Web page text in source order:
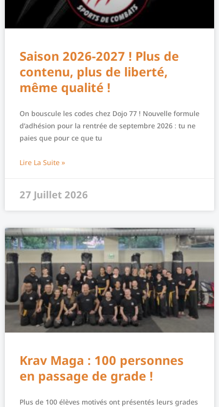
Saison 2026-2027 ! Plus de
contenu, plus de liberté,
même qualité !
On bouscule les codes chez Dojo 77 ! Nouvelle formule
d’adhésion pour la rentrée de septembre 2026 : tu ne
paies que pour ce que tu
Lire La Suite »
27 Juillet 2026
Krav Maga : 100 personnes
en passage de grade !
Plus de 100 élèves motivés ont présentés leurs grades